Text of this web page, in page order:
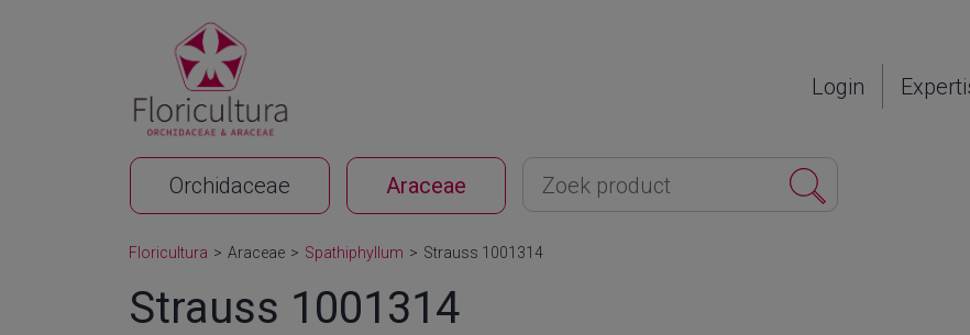
Orchidaceae Araceae
Login
Floricultura > Araceae > Spathiphyllum > Strauss 1001314
Strauss 1001314